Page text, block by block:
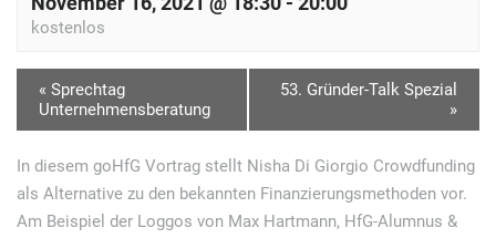
kostenlos
r
a
n
« Sprechtag
Unternehmensberatung
53. Gründer-Talk Spezial
»
In diesem goHfG Vortrag stellt Nisha Di Giorgio Crowd­fun­ding
als Alter­na­tive zu den bekannten Finan­zie­rungs­me­thoden vor.
Am Beispiel der Loggos von Max Hartmann, HfG-Alumnus &